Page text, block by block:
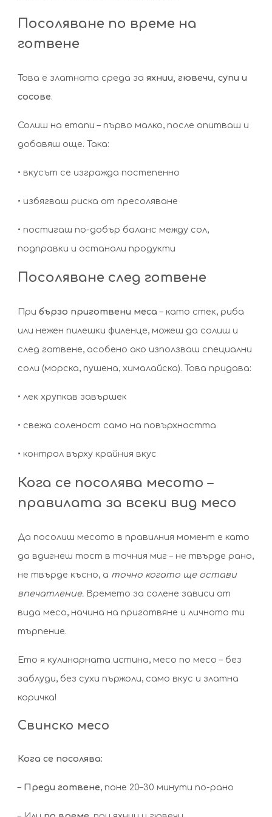
Посоляване по време на
готвене
Това е златната среда за яхнии, гювечи, супи и
сосове.
Солиш на етапи – първо малко, после опитваш и
добавяш още. Така:
• вкусът се изгражда постепенно
• избягваш риска от пресоляване
• постигаш по-добър баланс между сол,
подправки и останали продукти
Посоляване след готвене
При бързо приготвени меса – като стек, риба
или нежен пилешки филенце, можеш да солиш и
след готвене, особено ако използваш специални
соли (морска, пушена, хималайска). Това придава:
• лек хрупкав завършек
• свежа соленост само на повърхността
• контрол върху крайния вкус
Кога се посолява месото –
правилата за всеки вид месо
Да посолиш месото в правилния момент е като
да вдигнеш тост в точния миг – не твърде рано,
не твърде късно, а точно когато ще остави
впечатление. Времето за солене зависи от
вида месо, начина на приготвяне и личното ти
търпение.
Ето я кулинарната истина, месо по месо – без
заблуди, без сухи пържоли, само вкус и златна
коричка!
Свинско месо
Кога се посолява:
– Преди готвене, поне 20–30 минути по-рано